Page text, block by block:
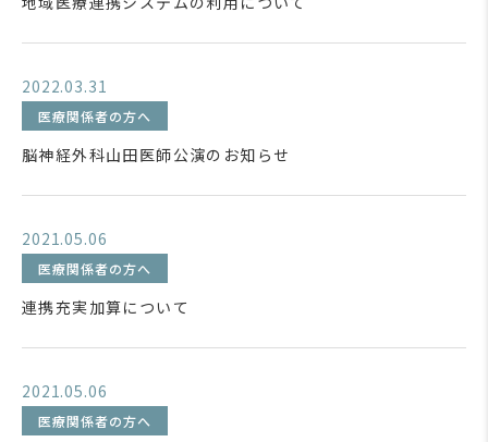
2022.03.31
医療関係者の方へ
脳神経外科山田医師公演のお知らせ
2021.05.06
医療関係者の方へ
連携充実加算について
2021.05.06
医療関係者の方へ